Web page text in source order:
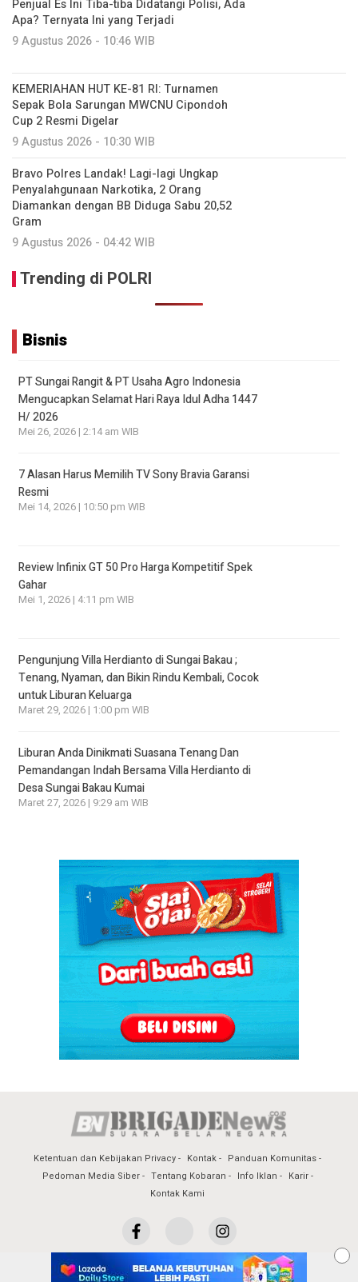
Penjual Es Ini Tiba-tiba Didatangi Polisi, Ada
Apa? Ternyata Ini yang Terjadi
9 Agustus 2026 - 10:46 WIB
KEMERIAHAN HUT KE-81 RI: Turnamen
Sepak Bola Sarungan MWCNU Cipondoh
Cup 2 Resmi Digelar
9 Agustus 2026 - 10:30 WIB
Bravo Polres Landak! Lagi-lagi Ungkap
Penyalahgunaan Narkotika, 2 Orang
Diamankan dengan BB Diduga Sabu 20,52
Gram
9 Agustus 2026 - 04:42 WIB
Trending di POLRI
Bisnis
PT Sungai Rangit & PT Usaha Agro Indonesia
Mengucapkan Selamat Hari Raya Idul Adha 1447
H/ 2026
Mei 26, 2026 | 2:14 am WIB
7 Alasan Harus Memilih TV Sony Bravia Garansi
Resmi
Mei 14, 2026 | 10:50 pm WIB
Review Infinix GT 50 Pro Harga Kompetitif Spek
Gahar
Mei 1, 2026 | 4:11 pm WIB
Pengunjung Villa Herdianto di Sungai Bakau ;
Tenang, Nyaman, dan Bikin Rindu Kembali, Cocok
untuk Liburan Keluarga
Maret 29, 2026 | 1:00 pm WIB
Liburan Anda Dinikmati Suasana Tenang Dan
Pemandangan Indah Bersama Villa Herdianto di
Desa Sungai Bakau Kumai
Maret 27, 2026 | 9:29 am WIB
Ketentuan dan Kebijakan Privacy Kontak
Panduan Komunitas
Pedoman Media Siber
Tentang Kobaran Info Iklan
Karir
Kontak Kami
© 2017 Brigadenews - All Rights Reserved.